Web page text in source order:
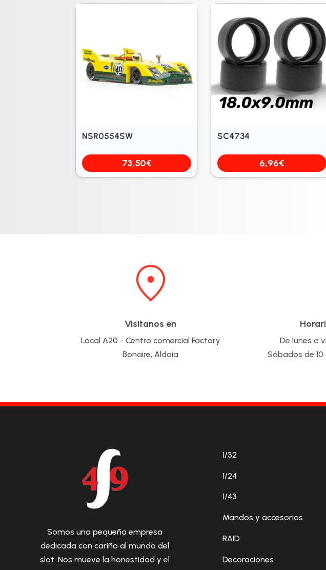
NSR0554SW
73,50€
SC4734
6,96€
Visítanos en
Local A20 - Centro comercial Factory
Bonaire, Aldaia
De lunes a
Sábados de
Somos una pequeña empresa
dedicada con cariño al mundo del
slot. Nos mueve la honestidad y el
1/32
1/24
1/43
Mandos y accesorios
RAID
Decoraciones